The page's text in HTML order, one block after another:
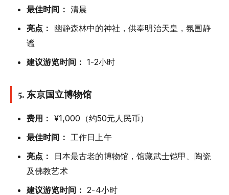
最佳时间： 清晨
亮点：
幽静森林中的神社，供奉明治天皇，氛围静
谧
建议游览时间： 1-2小时
5. 东京国立博物馆
费用： ¥1,000（约50元人民币）
最佳时间： 工作日上午
亮点：
日本最古老的博物馆，馆藏武士铠甲、陶瓷
及佛教艺术
建议游览时间： 2-4小时